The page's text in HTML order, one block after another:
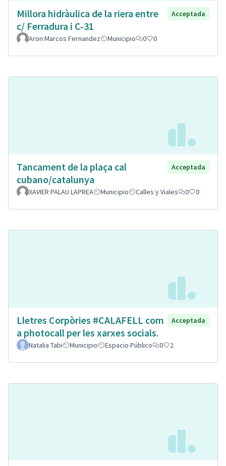
Millora hidràulica de la riera entre
c/ Ferradura i C-31
Acceptada
Aron Marcos Fernandez Municipio 0 0
Tancament de la plaça cal
cubano/catalunya
Acceptada
XAVIER PALAU LAPREA Municipio Calles y Viales 0 0
Lletres Corpòries #CALAFELL com
a photocall per les xarxes socials.
Acceptada
Natalia Tabi Municipio Espacio Público 0 2